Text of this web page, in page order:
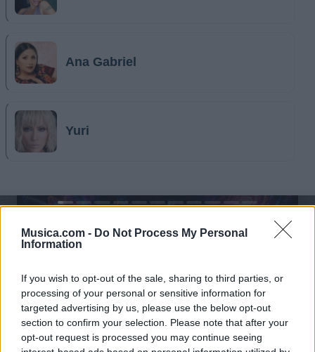
Musica.com - Do Not Process My Personal
Information
If you wish to opt-out of the sale, sharing to third parties, or
processing of your personal or sensitive information for
targeted advertising by us, please use the below opt-out
section to confirm your selection. Please note that after your
opt-out request is processed you may continue seeing
Ana Gabriel
Yuri